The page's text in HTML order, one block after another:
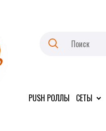
PUSH РОЛЛЫ СЕТЫ